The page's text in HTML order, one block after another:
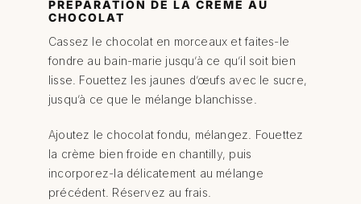
PRÉPARATION DE LA CRÈME AU
CHOCOLAT
Cassez le chocolat en morceaux et faites-le
fondre au bain-marie jusqu’à ce qu’il soit bien
lisse. Fouettez les jaunes d’œufs avec le sucre,
jusqu’à ce que le mélange blanchisse.
Ajoutez le chocolat fondu, mélangez. Fouettez
la crème bien froide en chantilly, puis
incorporez-la délicatement au mélange
précédent. Réservez au frais.